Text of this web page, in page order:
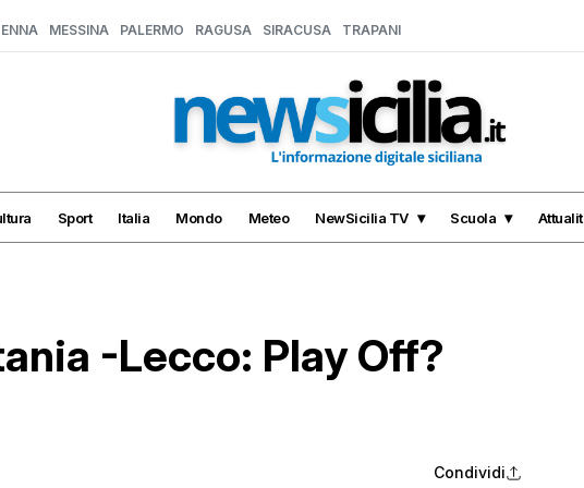
ENNA MESSINA PALERMO RAGUSA SIRACUSA TRAPANI
Sport Italia Mondo Meteo NewSicilia TV Scuola
-Lecco: Play Off?
Condividi